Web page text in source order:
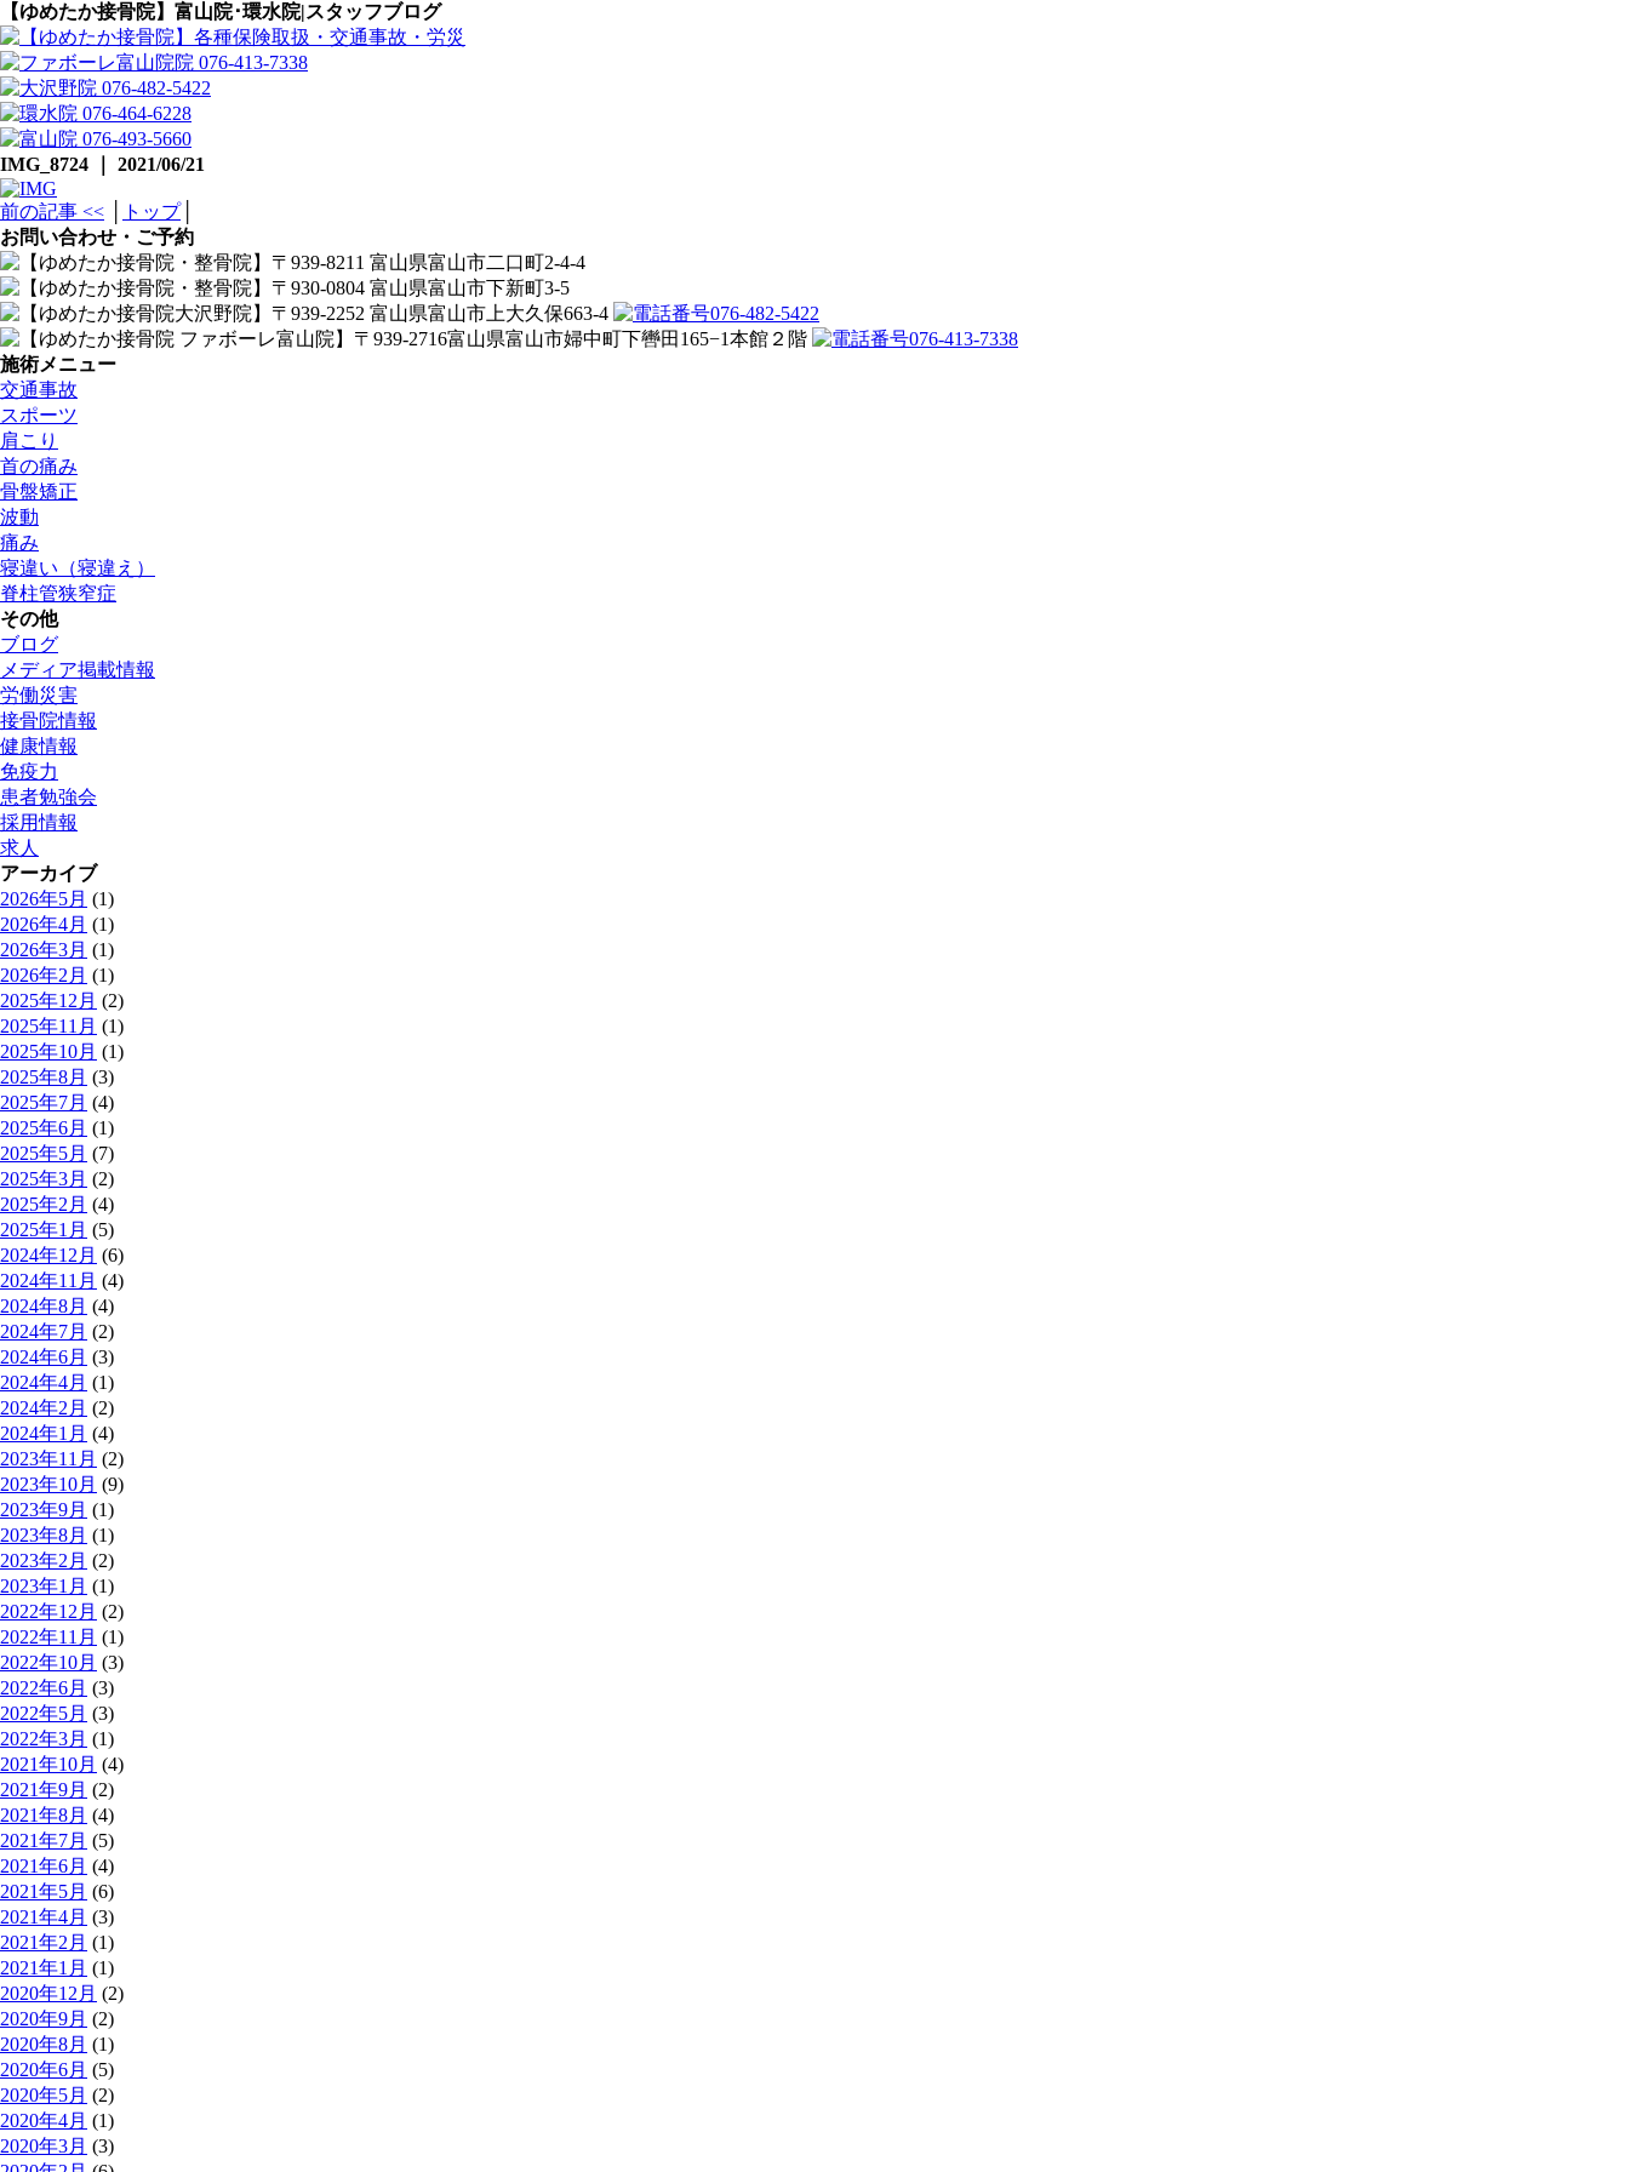
【ゆめたか接骨院】富山院･環水院|スタッフブログ
IMG_8724 ｜ 2021/06/21
前の記事 << トップ│
お問い合わせ・ご予約
施術メニュー
交通事故
スポーツ
肩こり
首の痛み
骨盤矯正
波動
痛み
寝違い（寝違え）
脊柱管狭窄症
その他
ブログ
メディア掲載情報
労働災害
接骨院情報
健康情報
免疫力
患者勉強会
採用情報
求人
アーカイブ
2026年5月 (1)
2026年4月 (1)
2026年3月 (1)
2026年2月 (1)
2025年12月 (2)
2025年11月 (1)
2025年10月 (1)
2025年8月 (3)
2025年7月 (4)
2025年6月 (1)
2025年5月 (7)
2025年3月 (2)
2025年2月 (4)
2025年1月 (5)
2024年12月 (6)
2024年11月 (4)
2024年8月 (4)
2024年7月 (2)
2024年6月 (3)
2024年4月 (1)
2024年2月 (2)
2024年1月 (4)
2023年11月 (2)
2023年10月 (9)
2023年9月 (1)
2023年8月 (1)
2023年2月 (2)
2023年1月 (1)
2022年12月 (2)
2022年11月 (1)
2022年10月 (3)
2022年6月 (3)
2022年5月 (3)
2022年3月 (1)
2021年10月 (4)
2021年9月 (2)
2021年8月 (4)
2021年7月 (5)
2021年6月 (4)
2021年5月 (6)
2021年4月 (3)
2021年2月 (1)
2021年1月 (1)
2020年12月 (2)
2020年9月 (2)
2020年8月 (1)
2020年6月 (5)
2020年5月 (2)
2020年4月 (1)
2020年3月 (3)